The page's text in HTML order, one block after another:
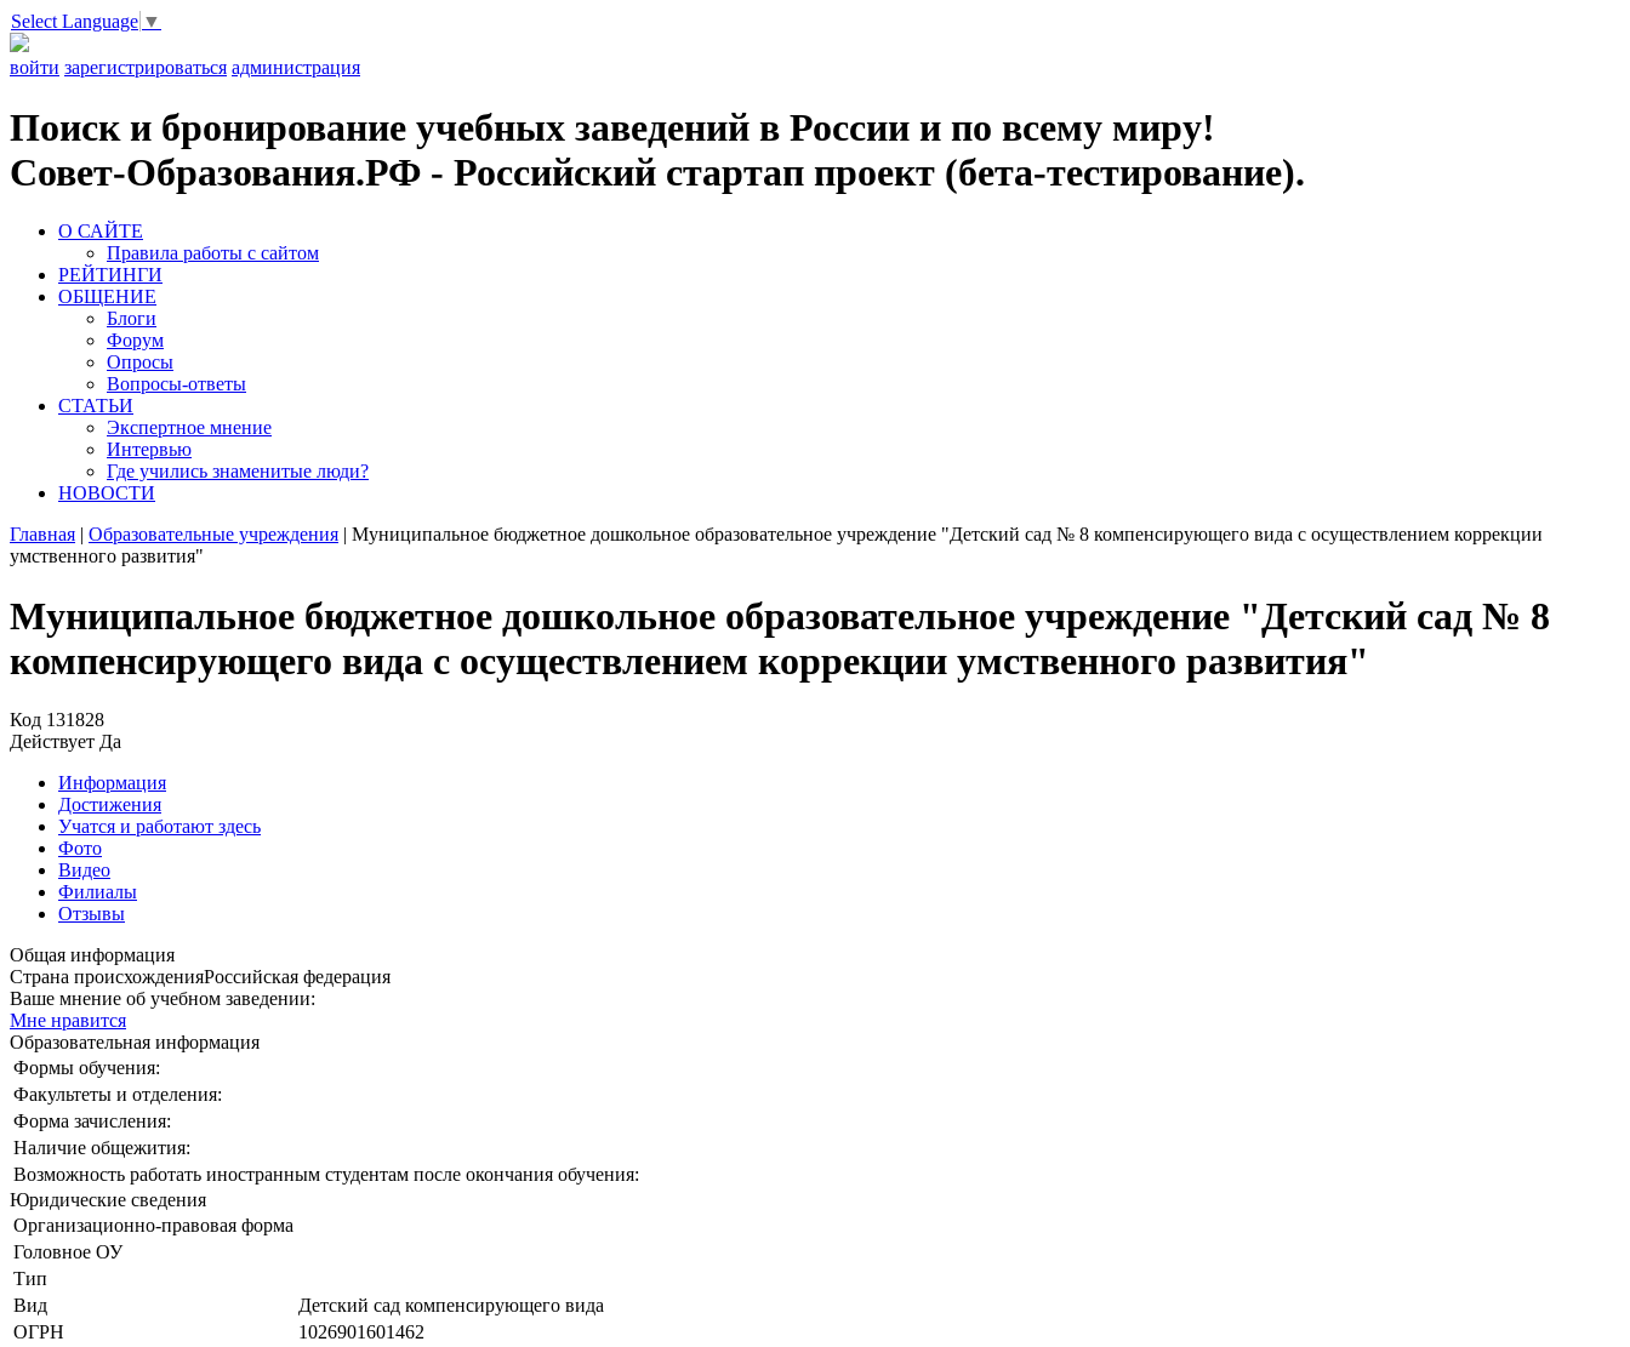
Select Language ▼
войти зарегистрироваться администрация
Поиск и бронирование учебных заведений в России и по всему миру!
Совет-Образования.РФ - Российский стартап проект (бета-тестирование).
О САЙТЕ
Правила работы с сайтом
РЕЙТИНГИ
ОБЩЕНИЕ
Блоги
Форум
Опросы
Вопросы-ответы
СТАТЬИ
Экспертное мнение
Интервью
Где учились знаменитые люди?
НОВОСТИ
Главная | Образовательные учреждения | Муниципальное бюджетное дошкольное образовательное учреждение "Детский сад № 8 компенсирующего вида с осуществлением коррекции
умственного развития"
Муниципальное бюджетное дошкольное образовательное учреждение "Детский сад № 8
компенсирующего вида с осуществлением коррекции умственного развития"
Код 131828
Действует Да
Информация
Достижения
Учатся и работают здесь
Фото
Видео
Филиалы
Отзывы
Общая информация
Страна происхожденияРоссийская федерация
Ваше мнение об учебном заведении:
Мне нравится
Образовательная информация
Формы обучения:
Факультеты и отделения:
Форма зачисления:
Наличие общежития:
Возможность работать иностранным студентам после окончания обучения:
Юридические сведения
Организационно-правовая форма
Головное ОУ
Тип
Вид
Детский сад компенсирующего вида
ОГРН
1026901601462